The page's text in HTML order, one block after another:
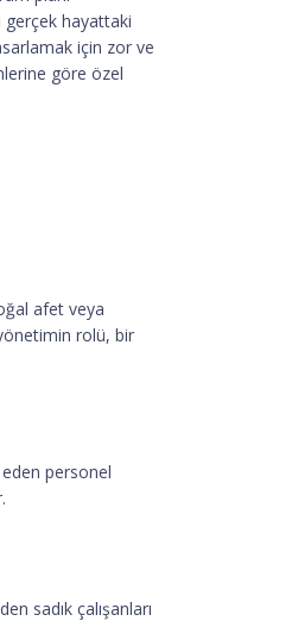
gerçek hayattaki
için zor ve
göre özel
afet veya
rolü, bir
personel
sadık çalışanları